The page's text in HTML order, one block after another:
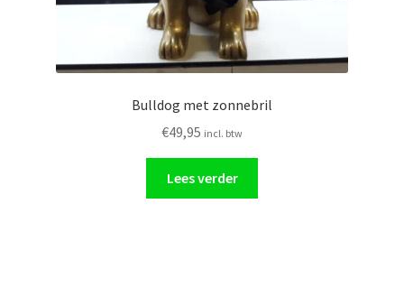
Bulldog met zonnebril
€49,95 incl. btw
Lees verder